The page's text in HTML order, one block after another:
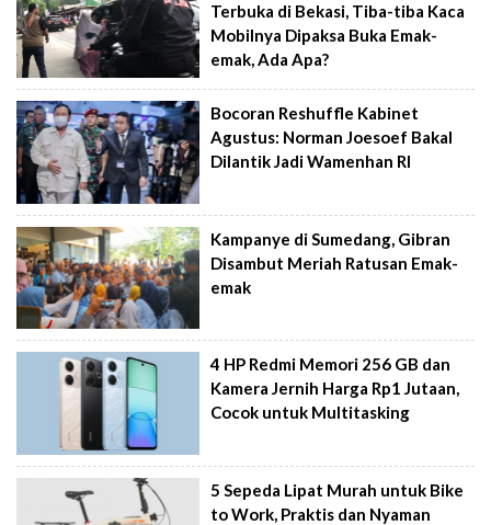
Terbuka di Bekasi, Tiba-tiba Kaca
Mobilnya Dipaksa Buka Emak-
emak, Ada Apa?
Bocoran Reshuffle Kabinet
Agustus: Norman Joesoef Bakal
Dilantik Jadi Wamenhan RI
Kampanye di Sumedang, Gibran
Disambut Meriah Ratusan Emak-
emak
4 HP Redmi Memori 256 GB dan
Kamera Jernih Harga Rp1 Jutaan,
Cocok untuk Multitasking
5 Sepeda Lipat Murah untuk Bike
to Work, Praktis dan Nyaman